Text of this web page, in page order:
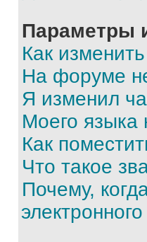
Параметры
Как
На форуме
Я изменил
Моего языка
Как
Что такое
Почему,